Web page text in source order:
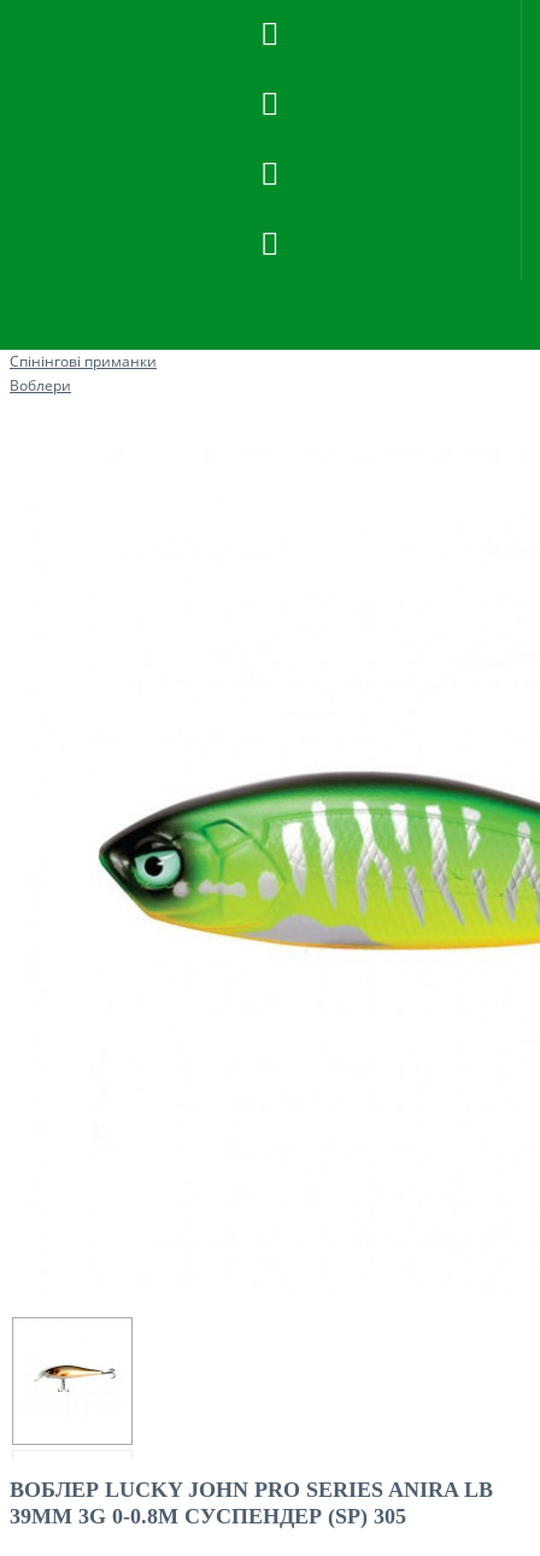
Спінінгові приманки
Воблери
ВОБЛЕР LUCKY JOHN PRO SERIES ANIRA LB
39MM 3G 0-0.8M CУСПЕНДЕР (SP) 305